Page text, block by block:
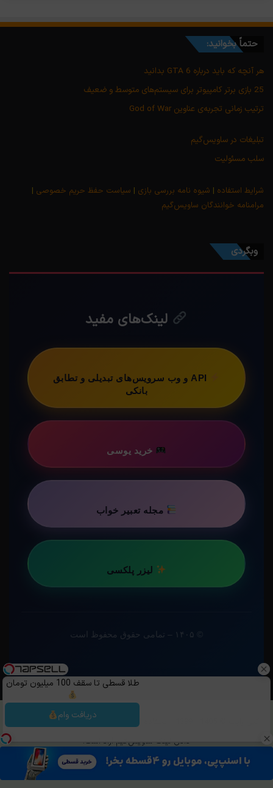
حتماً بخوانید:
هر آنچه که باید درباره GTA 6 بدانید
25 بازی برتر کامپیوتر برای سیستم‌های متوسط و ضعیف
ترتیب زمانی تجربه‌ی عناوین God of War
تبلیغات در ساویس‌گیم
سلب مسئولیت
شرایط استفاده | شیوه نامه بررسی بازی | سیاست حفظ حریم خصوصی |
مرامنامه خوانندگان ساویس‌گیم
وبگردی
لینک‌های مفید
API و وب سرویس‌های تبدیلی و تطابق
بانکی
خرید یوسی
مجله تعبیر خواب
لیزر پلکسی
کپی رایت ©️ 1405 - 1399 | استفاده از مطالب ساویس‌گیم با ذکر منبع و قرار
دادن لینک ساویس‌گیم آزاد است.
تلگرام بله OpenCritic
طلا قسطی تا سقف 100 میلیون تومان
دریافت وام